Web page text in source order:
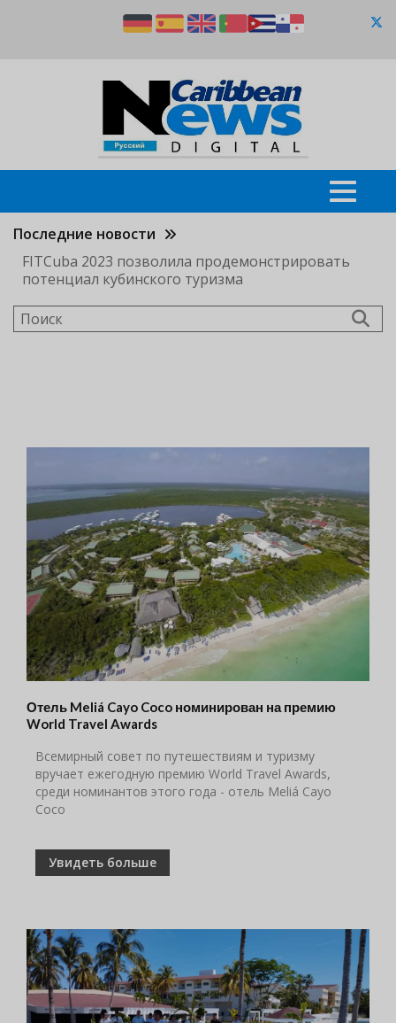
Последние новости
FITCuba 2023 позволила продемонстрировать
потенциал кубинского туризма
Поиск
Отель Meliá Cayo Coco номинирован на премию
World Travel Awards
Всемирный совет по путешествиям и туризму
вручает ежегодную премию World Travel Awards,
cреди номинантов этого года - отель Meliá Cayo
Coco
Увидеть больше